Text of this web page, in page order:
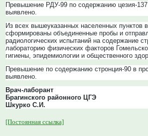
Превышение РДУ-99 по содержанию цезия-
выявлено.
Из всех вышеуказанных населенных
сформированы объединенные пробы и
радиологических испытаний на содержание
лабораторию физических факторов
гигиены, эпидемиологии и общественного
Превышение по содержанию стронция-90 в
выявлено.
Врач-лаборант
Брагинского районного ЦГЭ
Шкурко С.И.
[Постоянная ссылка]